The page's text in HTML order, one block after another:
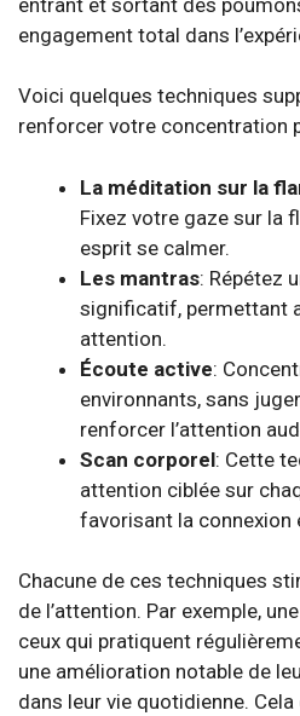
engagement total dans
Voici quelques techniques
renforcer votre concentration
La méditation sur la
Fixez votre gaze sur la
esprit se calmer.
Les mantras: Répétez
significatif, permettant
attention.
Écoute active:
environnants, sans
renforcer l’attention
Scan corporel: Cette
attention ciblée sur
favorisant la connexion
Chacune de ces techniques
de l’attention. Par exemple,
ceux qui pratiquent
une amélioration notable de
dans leur vie quotidienne.